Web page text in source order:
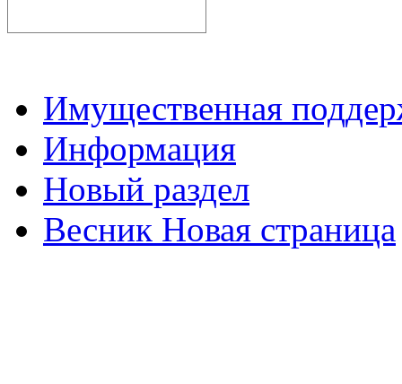
Имущественная
Информация
Новый раздел
Весник Новая страница